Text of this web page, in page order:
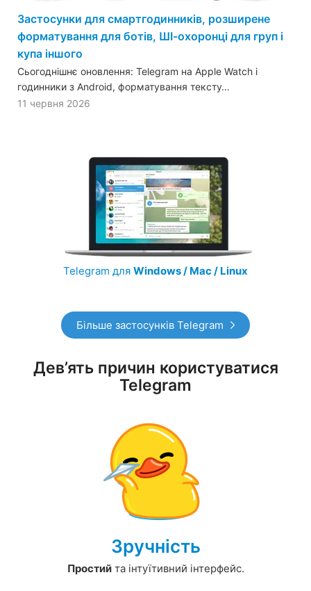
Застосунки для смартгодинників, розширене
форматування для ботів, ШІ-охоронці для груп і
купа іншого
Сьогоднішнє оновлення: Telegram на Apple Watch і
годинники з Android, форматування тексту…
11 червня 2026
Telegram для Windows / Mac / Linux
Більше застосунків Telegram
Дев’ять причин користуватися
Telegram
Зручність
Простийта інтуїтивний інтерфейс.